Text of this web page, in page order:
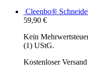
Cleenbo®
59,90 €
Kein
(1) UStG.
Kostenloser Versand